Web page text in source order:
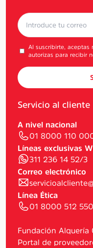
Al suscribirte, aceptas
autorizas para recibir
Servicio al cliente
A nivel nacional
01 8000 110
Líneas exclusivas
311 236 14 52/3
Correo electrónico
Línea Ética
01 8000 512 550
Fundación Alquería
Portal de